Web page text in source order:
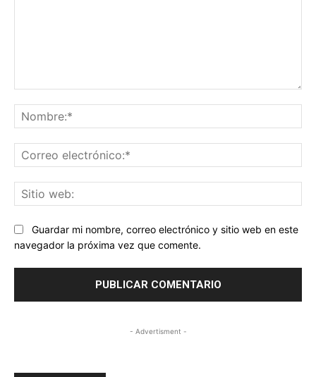
Guardar mi nombre, correo electrónico y sitio web en este
navegador la próxima vez que comente.
- Advertisment -